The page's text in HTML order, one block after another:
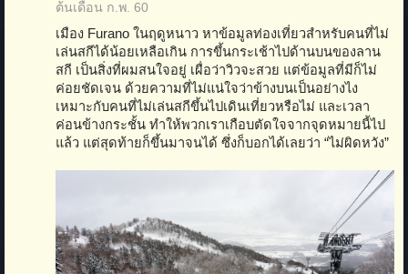
ต้นเดือน ก.พ. 60
เมือง Furano ในฤดูหนาว หาข้อมูลท่องเที่ยวสำหรับคนที่ไม่
เล่นสกีได้น้อยเหลือเกิน การขึ้นกระเช้าไปด้านบนของลาน
สกี เป็นสิ่งที่ผมสนใจอยู่ เผื่อว่าวิวจะสวย แต่ข้อมูลที่มีก็ไม่
ค่อยชัดเจน ด้วยความที่ไม่แน่ใจว่าข้างบนเป็นอย่างไง
เหมาะกับคนที่ไม่เล่นสกีขึ้นไปเดินเที่ยวหรือไม่ และเวลา
ค่อนข้างกระชั้น ทำให้พวกเราเกือบตัดใจจากจุดหมายนี้ไป
แล้ว แต่สุดท้ายก็ขึ้นมาจนได้ ซึ่งก็บอกได้เลยว่า “ไม่ผิดหวัง”